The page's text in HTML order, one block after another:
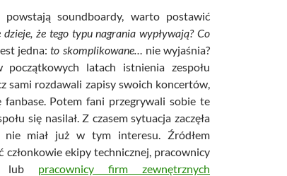
soundboardy, warto postawić
dzieje, że tego typu nagrania wypływają? Co
jedna:to skomplikowane… nie wyjaśnia?
latach istnienia zespołu
sami rozdawali zapisy swoich koncertów,
fanbase. Potem fani przegrywali sobie te
się nasilał. Z czasem sytuacja zaczęła
nie miał już w tym interesu. Źródłem
członkowie ekipy technicznej, pracownicy
lub pracownicy firm zewnętrznych